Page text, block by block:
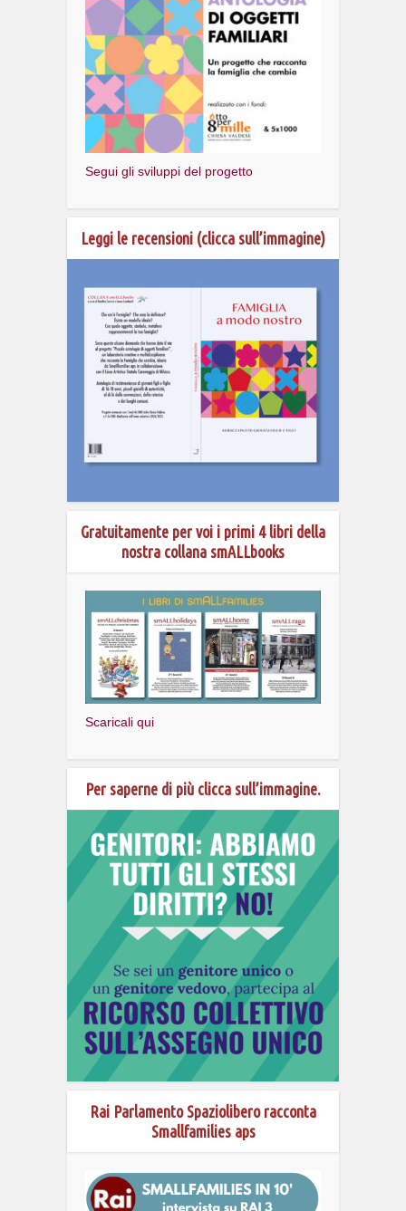
Segui gli sviluppi del progetto
Leggi le recensioni (clicca sull’immagine)
Gratuitamente per voi i primi 4 libri della
nostra collana smALLbooks
Scaricali qui
Per saperne di più clicca sull’immagine.
Rai Parlamento Spaziolibero racconta
Smallfamilies aps